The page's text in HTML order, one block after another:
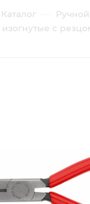
Каталог
с